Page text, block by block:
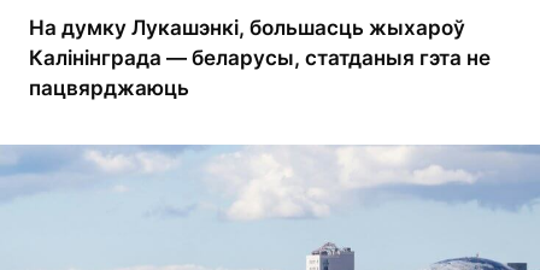
На думку Лукашэнкі, большасць жыхароў
Калінінграда — беларусы, статданыя гэта не
пацвярджаюць